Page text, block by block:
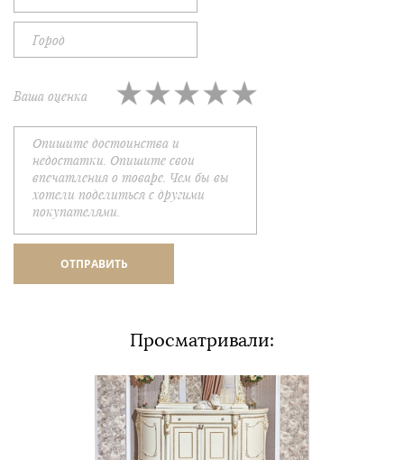
Ваша оценка
Просматривали: